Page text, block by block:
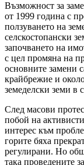
Възможност за
от 1999 година с
ползуването на
селскостопански
започването на
с цел промяна на
основните замени
крайбрежие и
земеделски земи в
След масови
побой на
интерес към
горите бяха
регулирани. Но
така проведените